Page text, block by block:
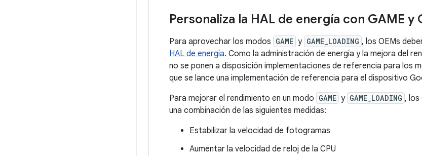
Personaliza la HAL de energía con GAME y
Para aprovechar los modos GAME y GAME_LOADING , los OEMs
HAL de energía. Como la administración de energía y la mejora del
no se ponen a disposición implementaciones de referencia para los
que se lance una implementación de referencia para el dispositivo
Para mejorar el rendimiento en un modo GAME y GAME_LOADING , los
una combinación de las siguientes medidas:
Estabilizar la velocidad de fotogramas
Aumentar la velocidad de reloj de la CPU